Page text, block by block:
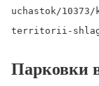
uchastok/
territorii-
Парковки